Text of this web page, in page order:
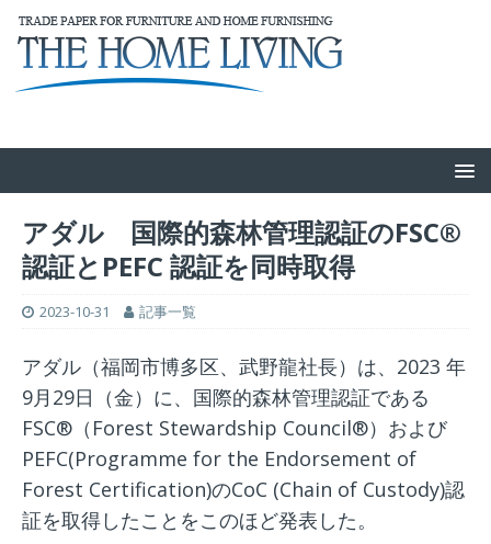
アダル 国際的森林管理認証のFSC®
認証とPEFC 認証を同時取得
2023-10-31 記事一覧
アダル（福岡市博多区、武野⿓社長）は、2023 年
9⽉29⽇（⾦）に、国際的森林管理認証である
FSC®（Forest Stewardship Council®）および
PEFC(Programme for the Endorsement of
Forest Certification)のCoC (Chain of Custody)認
証を取得したことをこのほど発表した。